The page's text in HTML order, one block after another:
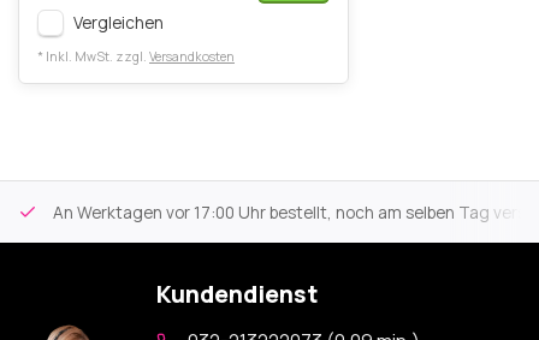
Vergleichen
* Inkl. MwSt. zzgl. Versandkosten
An Werktagen vor 17:00 Uhr bestellt, noch am selben Tag
Kundendienst